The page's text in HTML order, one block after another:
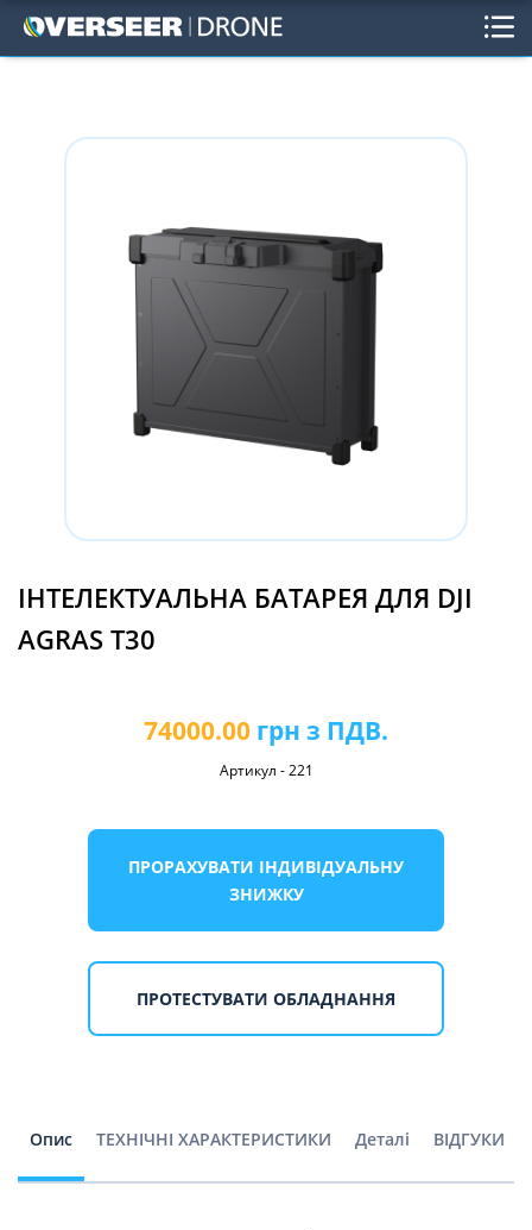
ІНТЕЛЕКТУАЛЬНА БАТАРЕЯ ДЛЯ DJI
AGRAS T30
74000.00 грн з ПДВ.
Артикул -221
ПРОРАХУВАТИ ІНДИВІДУАЛЬНУ
ЗНИЖКУ
ПРОТЕСТУВАТИ ОБЛАДНАННЯ
Опис ТЕХНІЧНІ ХАРАКТЕРИСТИКИ Деталі ВІДГУКИ